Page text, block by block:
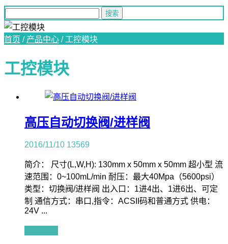
首页 / 产品中心 / 工控模块
工控模块
高压自动切换阀/进样阀
2016/11/10 13569
简介： 尺寸(L,W,H): 130mm x 50mm x 50mm 超小型 流
速范围：0~100mL/min 耐压：最大40Mpa（5600psi）
类型：切换阀/进样阀 出入口：1进4出、1进6出、可定
制 通信方式：串口,指令：ACSII码和普通方式 供电：
24V ...